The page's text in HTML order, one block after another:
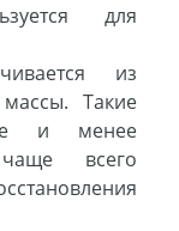
для
из
Такие
и менее
чаще всего